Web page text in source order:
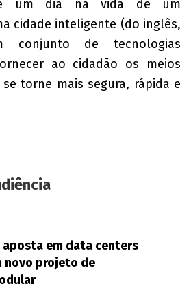
um dia na vida de um
cidade inteligente (do inglês,
conjunto de tecnologias
ao cidadão os meios
torne mais segura, rápida e
aposta em data centers
novo projeto de